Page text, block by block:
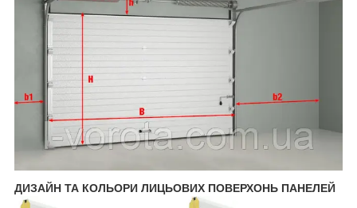
ДИЗАЙН ТА КОЛЬОРИ ЛИЦЬОВИХ ПОВЕРХОНЬ ПАНЕЛЕЙ